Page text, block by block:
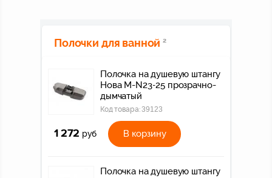
Полочки для ванной 2
Полочка на душевую штангу
Нова M-N23-25 прозрачно-
дымчатый
Код товара:39123
1 272 руб В корзину
Полочка на душевую штангу